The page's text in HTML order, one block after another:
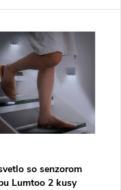
farebnej "lávy", ideálna
z kvalitných
poskytuje nielen
osvetlenie, ale aj
vizuálny zážitok.
so senzorom
Lumtoo 2 kusy